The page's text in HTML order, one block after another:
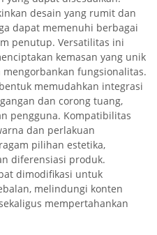
desain yang rumit dan
dapat memenuhi berbagai
penutup. Versatilitas ini
kemasan yang unik
fungsionalitas.
memudahkan integrasi
dan corong tuang,
pengguna. Kompatibilitas
dan perlakuan
pilihan estetika,
diferensiasi produk.
dimodifikasi untuk
melindungi konten
mempertahankan